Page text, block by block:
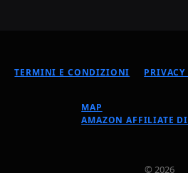
TERMINI E CONDIZIONI
MAP
AMAZON AFFILIATE
© 2026